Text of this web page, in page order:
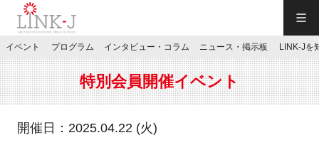
JP／EN
イベント プログラム インタビュー・コラム ニュース・掲示板 LINK-Jを
特別会員開催イベント
開催日：2025.04.22 (火)